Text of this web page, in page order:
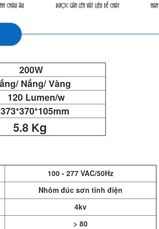
200W
Nắng/ Vàng
Lumen/w
5.8Kg
100 - 277 VAC/50Hz
Nhôm đúc sơn tĩnh điện
4kv
> 80